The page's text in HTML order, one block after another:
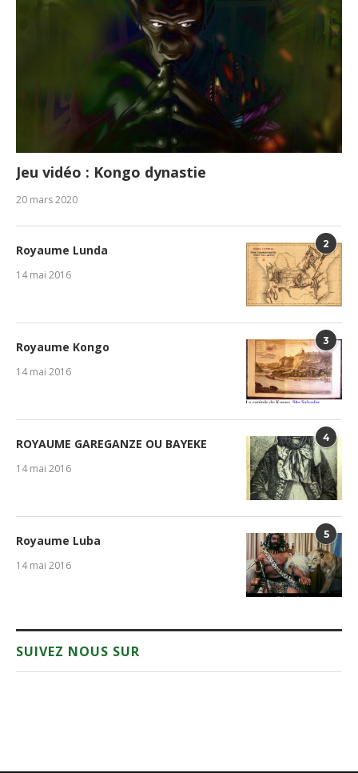
Jeu vidéo : Kongo dynastie
20 mars 2020
2
Royaume Lunda
14 mai 2016
3
Royaume Kongo
14 mai 2016
4
ROYAUME GAREGANZE OU BAYEKE
14 mai 2016
5
Royaume Luba
14 mai 2016
SUIVEZ NOUS SUR